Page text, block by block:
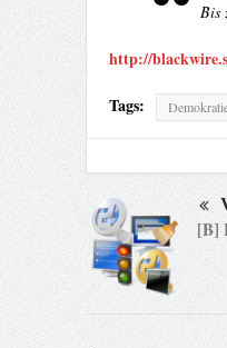
Bis
http://
Tags:
[B]